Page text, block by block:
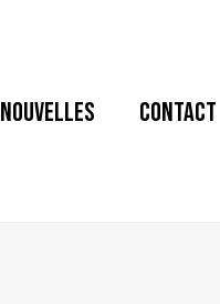
NOUVELLES CONTACT